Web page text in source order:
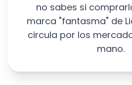
no sabes si
marca "fantasma" de
circula por los
mano.